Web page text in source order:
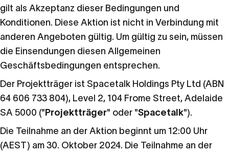
gilt als Akzeptanz dieser Bedingungen und
Konditionen. Diese Aktion ist nicht in Verbindung mit
anderen Angeboten gültig. Um gültig zu sein, müssen
die Einsendungen diesen Allgemeinen
Geschäftsbedingungen entsprechen.
Der Projektträger ist Spacetalk Holdings Pty Ltd (ABN
64 606 733 804), Level 2, 104 Frome Street, Adelaide
SA 5000 (" Projektträger" oder "Spacetalk").
Die Teilnahme an der Aktion beginnt um 12:00 Uhr
(AEST) am 30. Oktober 2024. Die Teilnahme an der